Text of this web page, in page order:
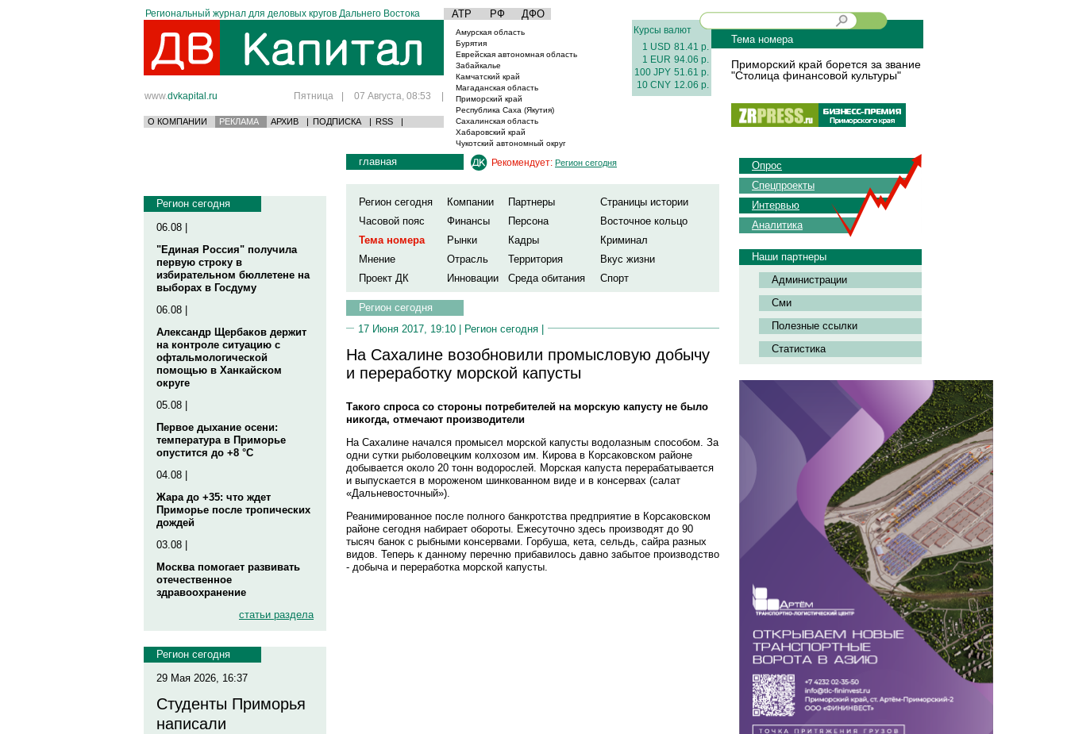
Региональный журнал для деловых кругов Дальнего Востока АТР РФ ДФО
www.dvkapital.ru Пятница | 07 Августа, 08:53 |
О КОМПАНИИ РЕКЛАМА АРХИВ | ПОДПИСКА | RSS |
Амурская область
Бурятия
Еврейская автономная область
Забайкалье
Камчатский край
Магаданская область
Приморский край
Республика Саха (Якутия)
Сахалинская область
Хабаровский край
Чукотский автономный округ
Курсы валют
1 USD 81.41 р.
1 EUR 94.06 р.
100 JPY 51.61 р.
10 CNY 12.06 р.
Тема номера
Приморский край борется за звание
"Столица финансовой культуры"
Регион сегодня
06.08 |
"Единая Россия" получила
первую строку в
избирательном бюллетене на
выборах в Госдуму
06.08 |
Александр Щербаков держит
на контроле ситуацию с
офтальмологической
помощью в Ханкайском
округе
05.08 |
Первое дыхание осени:
температура в Приморье
опустится до +8 °C
04.08 |
Жара до +35: что ждет
Приморье после тропических
дождей
03.08 |
Москва помогает развивать
отечественное
здравоохранение
статьи раздела
Регион сегодня
29 Мая 2026, 16:37
Студенты Приморья
написали
главная Рекомендует: Регион сегодня
Регион сегодня Компании Партнеры
Страницы истории
Часовой пояс
Финансы Персона
Восточное кольцо
Тема номера
Рынки Кадры
Криминал
Мнение
Отрасль Территория
Вкус жизни
Проект ДК
Инновации Среда обитания Спорт
Регион сегодня
17 Июня 2017, 19:10 | Регион сегодня |
На Сахалине возобновили промысловую добычу
и переработку морской капусты
Такого спроса со стороны потребителей на морскую капусту не было
никогда, отмечают производители
На Сахалине начался промысел морской капусты водолазным способом. За
одни сутки рыболовецким колхозом им. Кирова в Корсаковском районе
добывается около 20 тонн водорослей. Морская капуста перерабатывается
и выпускается в мороженом шинкованном виде и в консервах (салат
«Дальневосточный»).
Реанимированное после полного банкротства предприятие в Корсаковском
районе сегодня набирает обороты. Ежесуточно здесь производят до 90
тысяч банок с рыбными консервами. Горбуша, кета, сельдь, сайра разных
видов. Теперь к данному перечню прибавилось давно забытое производство
- добыча и переработка морской капусты.
Опрос
Спецпроекты
Интервью
Аналитика
Наши партнеры
Администрации
Сми
Полезные ссылки
Статистика